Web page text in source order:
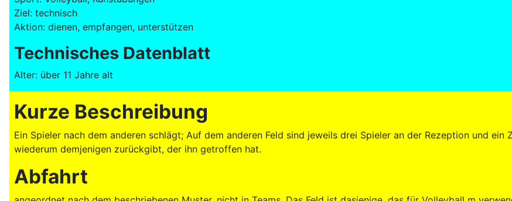
Ziel: technisch
Aktion: dienen, empfangen, unterstützen
Technisches Datenblatt
Alter: über 11 Jahre alt
Kurze Beschreibung
Ein Spieler nach dem anderen schlägt; Auf dem anderen Feld sind jeweils drei Spieler an der Rezeption und ein
wiederum demjenigen zurückgibt, der ihn getroffen hat.
Abfahrt